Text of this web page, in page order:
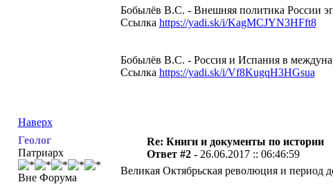
Бобылёв В.С. - Внешняя политика России
Ссылка https://yadi.sk/i/KagMCJYN3HFft8
Бобылёв В.С. - Россия и Испания в
Ссылка https://yadi.sk/i/Vf8KugqH3HGsua
Наверх
Геолог
Патриарх
Вне Форума
Re: Книги и документы по истории
Ответ #2 - 26.06.2017 :: 06:46:59
Великая Октябрьская революция и период